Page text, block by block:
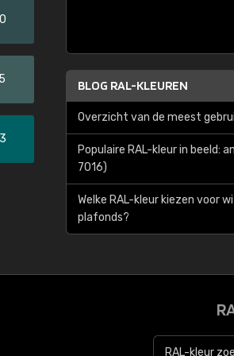
BLOG RAL-KLEUREN
Overzicht van de meest
Populaire RAL-kleur in beeld:
7016)
Welke RAL-kleur kiezen voor
plafonds?